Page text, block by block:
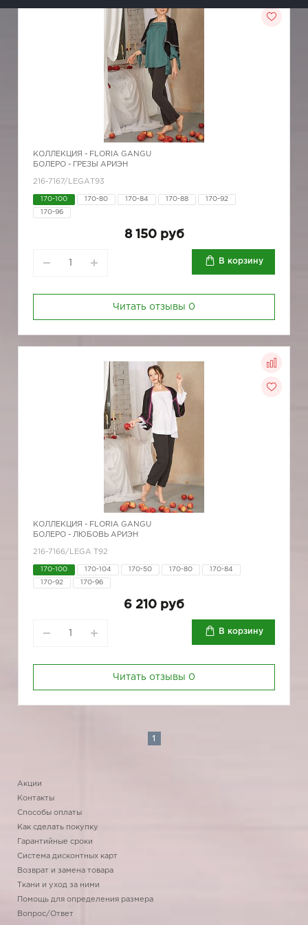
КОЛЛЕКЦИЯ - FLORIA GANGU
БОЛЕРО - ГРЕЗЫ АРИЭН
216-7167/LEGAТ93
170-100 170-80 170-84 170-88 170-92
170-96
8 150 руб
В корзину
Читать отзывы 0
КОЛЛЕКЦИЯ - FLORIA GANGU
БОЛЕРО - ЛЮБОВЬ АРИЭН
216-7166/LEGA T92
170-100 170-104 170-50 170-80 170-84
170-92 170-96
6 210 руб
В корзину
Читать отзывы 0
1
Акции
Контакты
Способы оплаты
Как сделать покупку
Гарантийные сроки
Система дисконтных карт
Возврат и замена товара
Ткани и уход за ними
Помощь для определения размера
Вопрос/Ответ